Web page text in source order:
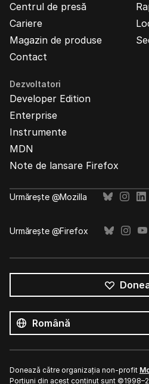
Centrul de presă
Cariere
Magazin de produse
Contact
Dezvoltatori
Developer Edition
Enterprise
Instrumente
MDN
Note de lansare Firefox
Urmărește @Mozilla
Urmărește @Firefox
limbile
Limbă
Donează către organizația non-profit
Porțiuni din acest conținut sunt